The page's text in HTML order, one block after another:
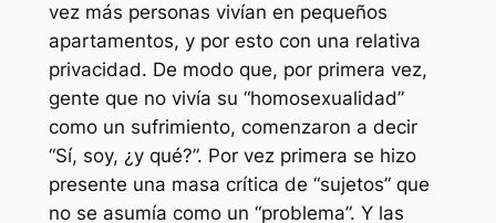
vez más personas vivían en pequeños
apartamentos, y por esto con una relativa
privacidad. De modo que, por primera vez,
gente que no vivía su “homosexualidad”
como un sufrimiento, comenzaron a decir
“Sí, soy, ¿y qué?”. Por vez primera se hizo
presente una masa crítica de “sujetos” que
no se asumía como un “problema”. Y las